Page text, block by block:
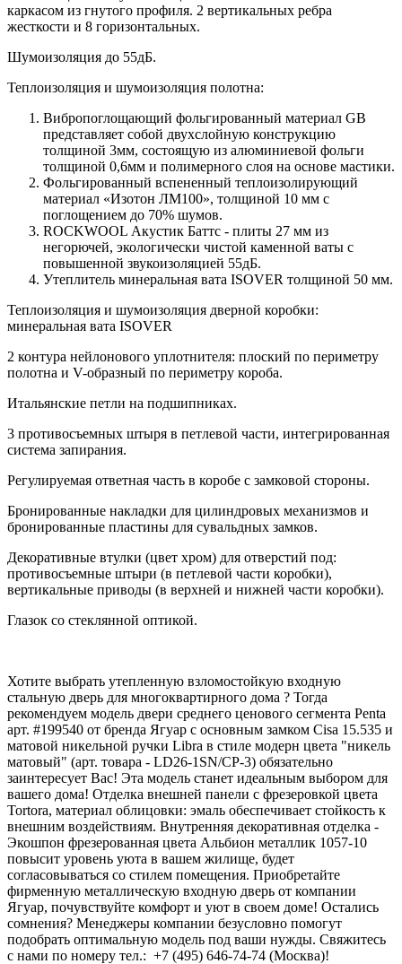
каркасом из гнутого профиля. 2 вертикальных ребра
жесткости и 8 горизонтальных.
Шумоизоляция до 55дБ.
Теплоизоляция и шумоизоляция полотна:
Вибропоглощающий фольгированный материал GB
представляет собой двухслойную конструкцию
толщиной 3мм, состоящую из алюминиевой фольги
толщиной 0,6мм и полимерного слоя на основе мастики.
Фольгированный вспененный теплоизолирующий
материал «Изотон ЛМ100», толщиной 10 мм с
поглощением до 70% шумов.
ROCKWOOL Акустик Баттс - плиты 27 мм из
негорючей, экологически чистой каменной ваты с
повышенной звукоизоляцией 55дБ.
Утеплитель минеральная вата ISOVER толщиной 50 мм.
Теплоизоляция и шумоизоляция дверной коробки:
минеральная вата ISOVER
2 контура нейлонового уплотнителя: плоский по периметру
полотна и V-образный по периметру короба.
Итальянские петли на подшипниках.
3 противосъемных штыря в петлевой части, интегрированная
система запирания.
Регулируемая ответная часть в коробе с замковой стороны.
Бронированные накладки для цилиндровых механизмов и
бронированные пластины для сувальдных замков.
Декоративные втулки (цвет хром) для отверстий под:
противосъемные штыри (в петлевой части коробки),
вертикальные приводы (в верхней и нижней части коробки).
Глазок со стеклянной оптикой.
Хотите выбрать утепленную взломостойкую входную
стальную дверь для многоквартирного дома ? Тогда
рекомендуем модель двери среднего ценового сегмента Penta
арт. #199540 от бренда Ягуар с основным замком Cisa 15.535 и
матовой никельной ручки Libra в стиле модерн цвета "никель
матовый" (арт. товара - LD26-1SN/CP-3) обязательно
заинтересует Вас! Эта модель станет идеальным выбором для
вашего дома! Отделка внешней панели с фрезеровкой цвета
Tortora, материал облицовки: эмаль обеспечивает стойкость к
внешним воздействиям. Внутренняя декоративная отделка -
Экошпон фрезерованная цвета Альбион металлик 1057-10
повысит уровень уюта в вашем жилище, будет
согласовываться со стилем помещения. Приобретайте
фирменную металлическую входную дверь от компании
Ягуар, почувствуйте комфорт и уют в своем доме! Остались
сомнения? Менеджеры компании безусловно помогут
подобрать оптимальную модель под ваши нужды. Свяжитесь
с нами по номеру тел.: +7 (495) 646-74-74 (Москва)!